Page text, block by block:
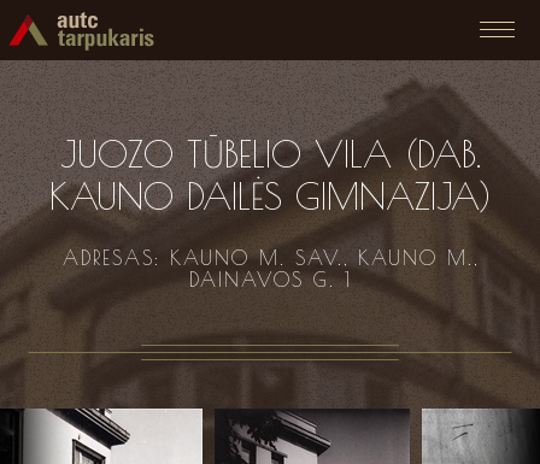
JUOZO TŪBELIO VILA (DAB.
KAUNO DAILĖS GIMNAZIJA)
ADRESAS: KAUNO M. SAV., KAUNO M.,
DAINAVOS G. 1